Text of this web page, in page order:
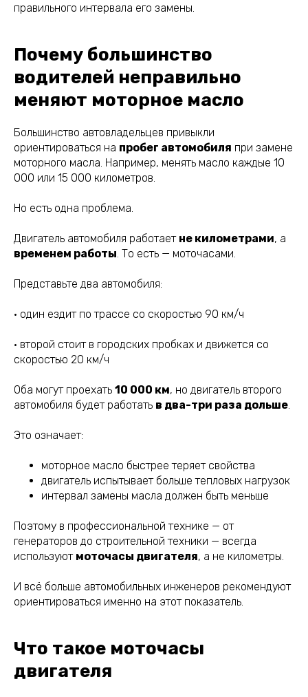
правильного интервала его замены.
Почему большинство
водителей неправильно
меняют моторное масло
Большинство автовладельцев привыкли
ориентироваться на пробег автомобиля при замене
моторного масла. Например, менять масло каждые 10
000 или 15 000 километров.
Но есть одна проблема.
Двигатель автомобиля работает не километрами, а
временем работы. То есть — моточасами.
Представьте два автомобиля:
• один ездит по трассе со скоростью 90 км/ч
• второй стоит в городских пробках и движется со
скоростью 20 км/ч
Оба могут проехать 10 000 км, но двигатель второго
автомобиля будет работать в два-три раза дольше.
Это означает:
моторное масло быстрее теряет свойства
двигатель испытывает больше тепловых нагрузок
интервал замены масла должен быть меньше
Поэтому в профессиональной технике — от
генераторов до строительной техники — всегда
используют моточасы двигателя, а не километры.
И всё больше автомобильных инженеров рекомендуют
ориентироваться именно на этот показатель.
Что такое моточасы
двигателя